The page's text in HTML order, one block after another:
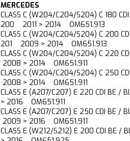
MERCEDES
CLASS C (W204/C204/S204) C 180
200 2011 > 2014 OM651.913
CLASS C (W204/C204/S204) C 200
201 2009 > 2014 OM651.913
CLASS C (W204/C204/S204) C 220
2008 > 2014 OM651.911
CLASS C (W204/C204/S204) C
2008 > 2014 OM651.911
CLASS E (A207/C207) E 220 CDI
> 2016 OM651.911
CLASS E (A207/C207) E 250 CDI
2009 > 2016 OM651.911
CLASS E (W212/S212) E 200 CDI